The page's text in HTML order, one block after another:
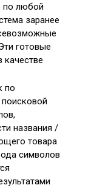
по любой
заранее
готовые
по
названия /
товара
символов